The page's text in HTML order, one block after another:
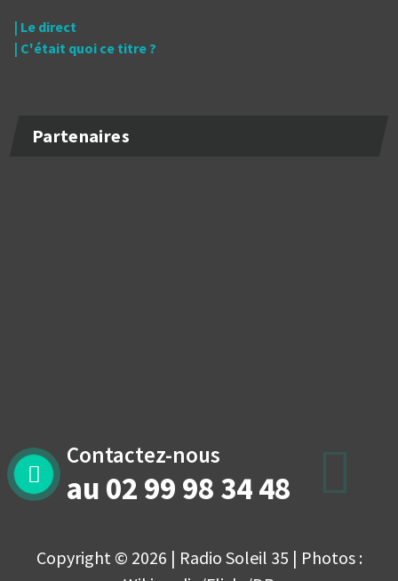
| Le direct
| C'était quoi ce titre ?
Partenaires
Contactez-nous
au 02 99 98 34 48
Copyright © 2026 | Radio Soleil 35 | Photos :